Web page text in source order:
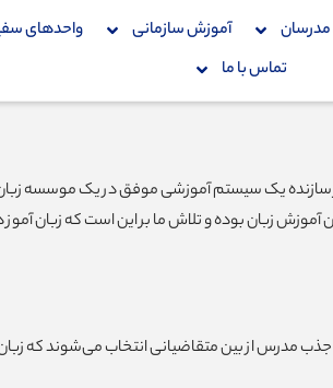
آموزش سازمانی واحدهای
تماس با ما
سازنده یک سیستم آموزشی موفق در یک موسسه
زبان بوده و تلاش ما بر این است که زبان آموز
از بین متقاضیانی انتخاب می‌شوند که زبان